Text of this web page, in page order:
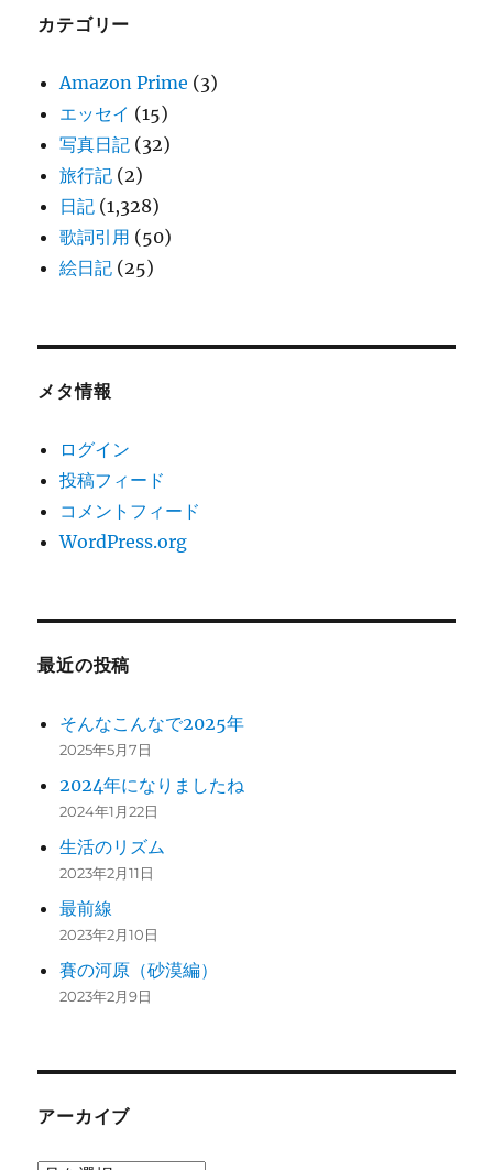
カテゴリー
Amazon Prime (3)
エッセイ (15)
写真日記 (32)
旅行記 (2)
日記 (1,328)
歌詞引用 (50)
絵日記 (25)
メタ情報
ログイン
投稿フィード
コメントフィード
WordPress.org
最近の投稿
そんなこんなで2025年
2025年5月7日
2024年になりましたね
2024年1月22日
生活のリズム
2023年2月11日
最前線
2023年2月10日
賽の河原（砂漠編）
2023年2月9日
アーカイブ